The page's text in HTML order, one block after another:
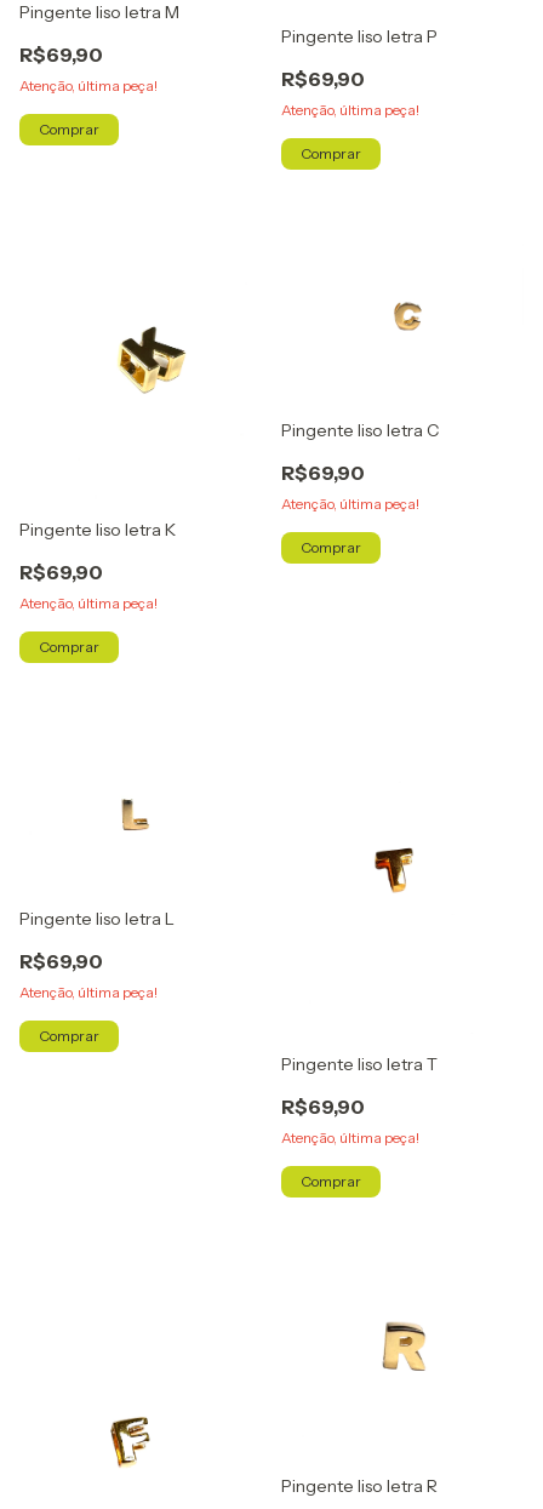
Pingente liso letra M
R$69,90
Atenção, última peça!
Comprar
Pingente liso letra P
R$69,90
Atenção, última peça!
Comprar
Pingente liso letra K
R$69,90
Atenção, última peça!
Comprar
Pingente liso letra C
R$69,90
Atenção, última peça!
Comprar
Pingente liso letra L
R$69,90
Atenção, última peça!
Comprar
Pingente liso letra T
R$69,90
Atenção, última peça!
Comprar
Pingente liso letra R